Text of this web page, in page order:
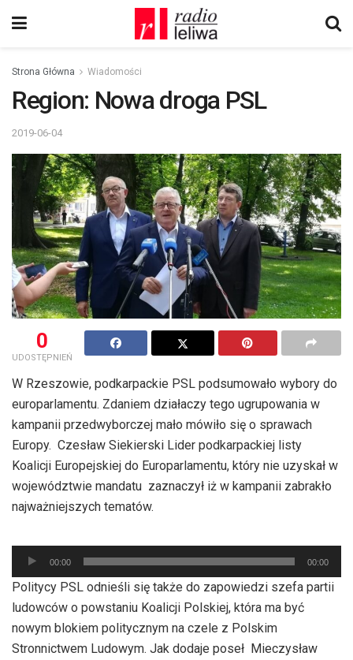
Strona Główna Wiadomości
Region: Nowa droga PSL
2019-06-04
0
UDOSTĘPNIEŃ
W Rzeszowie, podkarpackie PSL podsumowało wybory do
europarlamentu. Zdaniem działaczy tego ugrupowania w
kampanii przedwyborczej mało mówiło się o sprawach
Europy. Czesław Siekierski Lider podkarpackiej listy
Koalicji Europejskiej do Europarlamentu, który nie uzyskał w
województwie mandatu zaznaczył iż w kampanii zabrakło
najważniejszych tematów.
Odtwarzacz
plików
dźwiękowych
00:00 00:00
Politycy PSL odnieśli się także do zapowiedzi szefa partii
ludowców o powstaniu Koalicji Polskiej, która ma być
nowym blokiem politycznym na czele z Polskim
Stronnictwem Ludowym. Jak dodaje poseł Mieczysław